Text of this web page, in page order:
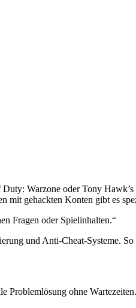
Warzone oder Tony
mit gehackten Konten gibt es
Fragen oder Spielinhalten.“
und Anti-Cheat-Systeme.
ohne